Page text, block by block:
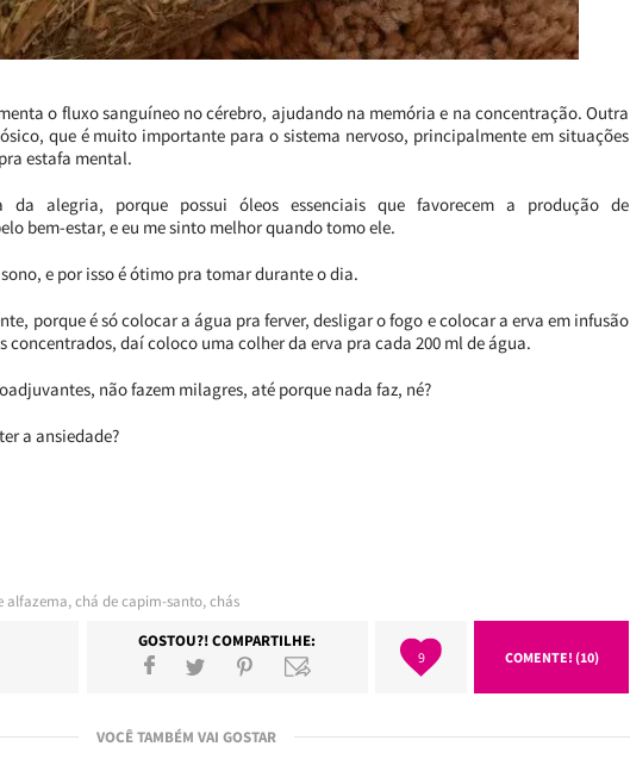
o fluxo sanguíneo no cérebro, ajudando na memória e na concentração. Outra
que é muito importante para o sistema nervoso, principalmente em situações
estafa mental.
alegria, porque possui óleos essenciais que favorecem a produção de
bem-estar, e eu me sinto melhor quando tomo ele.
e por isso é ótimo pra tomar durante o dia.
porque é só colocar a água pra ferver, desligar o fogo e colocar a erva em infusão
concentrados, daí coloco uma colher da erva pra cada 200 ml de água.
não fazem milagres, até porque nada faz, né?
a ansiedade?
alfazema,chá de capim-santo,chás
GOSTOU?! COMPARTILHE:
9 COMENTE! (10)
VOCÊ TAMBÉM VAI GOSTAR